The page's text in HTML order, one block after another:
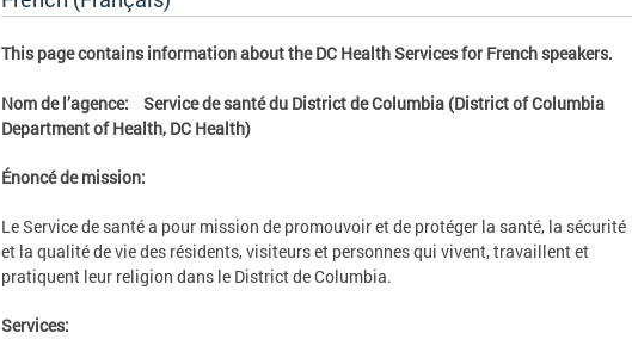
This page contains information about the DC Health Services for French speakers.
Nom de l’agence: Service de santé du District de Columbia (District of Columbia
Department of Health, DC Health)
Énoncé de mission:
Le Service de santé a pour mission de promouvoir et de protéger la santé, la sécurité
et la qualité de vie des résidents, visiteurs et personnes qui vivent, travaillent et
pratiquent leur religion dans le District de Columbia.
Services: